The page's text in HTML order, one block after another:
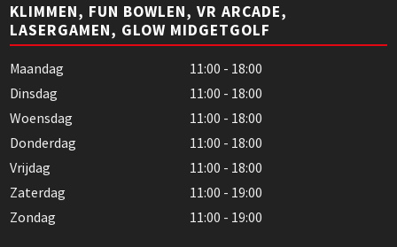
KLIMMEN, FUN BOWLEN, VR ARCADE,
LASERGAMEN, GLOW MIDGETGOLF
Maandag
11:00 - 18:00
Dinsdag
11:00 - 18:00
Woensdag
11:00 - 18:00
Donderdag
11:00 - 18:00
Vrijdag
11:00 - 18:00
Zaterdag
11:00 - 19:00
Zondag
11:00 - 19:00